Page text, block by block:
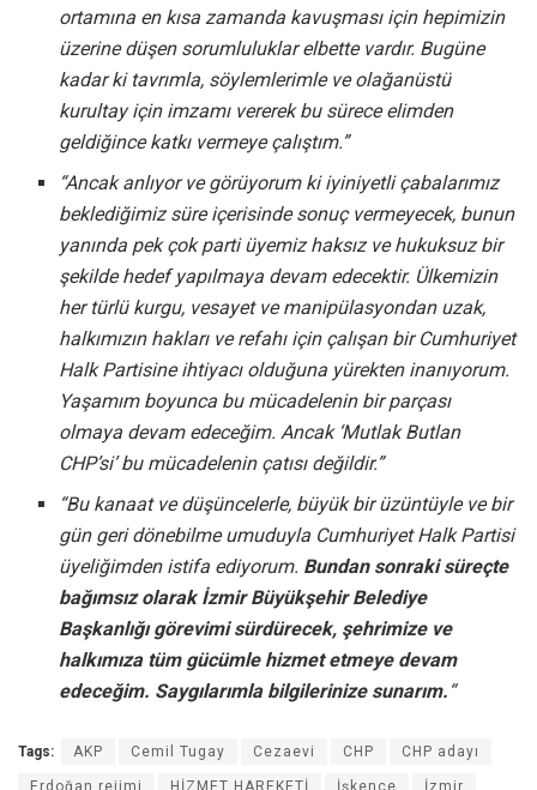
ortamına en kısa zamanda kavuşması için hepimizin
üzerine düşen sorumluluklar elbette vardır. Bugüne
kadar ki tavrımla, söylemlerimle ve olağanüstü
kurultay için imzamı vererek bu sürece elimden
geldiğince katkı vermeye çalıştım.”
“Ancak anlıyor ve görüyorum ki iyiniyetli çabalarımız
beklediğimiz süre içerisinde sonuç vermeyecek, bunun
yanında pek çok parti üyemiz haksız ve hukuksuz bir
şekilde hedef yapılmaya devam edecektir. Ülkemizin
her türlü kurgu, vesayet ve manipülasyondan uzak,
halkımızın hakları ve refahı için çalışan bir Cumhuriyet
Halk Partisine ihtiyacı olduğuna yürekten inanıyorum.
Yaşamım boyunca bu mücadelenin bir parçası
olmaya devam edeceğim. Ancak ‘Mutlak Butlan
CHP’si’ bu mücadelenin çatısı değildir.”
“Bu kanaat ve düşüncelerle, büyük bir üzüntüyle ve bir
gün geri dönebilme umuduyla Cumhuriyet Halk Partisi
üyeliğimden istifa ediyorum. Bundan sonraki süreçte
bağımsız olarak İzmir Büyükşehir Belediye
Başkanlığı görevimi sürdürecek, şehrimize ve
halkımıza tüm gücümle hizmet etmeye devam
edeceğim. Saygılarımla bilgilerinize sunarım. “
Tags: AKP Cemil Tugay Cezaevi CHP CHP adayı